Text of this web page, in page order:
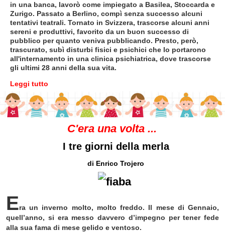
in una banca, lavorò come impiegato a Basilea, Stoccarda e
Zurigo. Passato a Berlino, compì senza successo alcuni
tentativi teatrali. Tornato in Svizzera, trascorse alcuni anni
sereni e produttivi, favorito da un buon successo di
pubblico per quanto veniva pubblicando. Presto, però,
trascurato, subì disturbi fisici e psichici che lo portarono
all'internamento in una clinica psichiatrica, dove trascorse
gli ultimi 28 anni della sua vita.
Leggi tutto
C'era una volta ...
I tre giorni della merla
di Enrico Trojero
Era un inverno molto, molto freddo. Il mese di Gennaio,
quell’anno, si era messo davvero d’impegno per tener fede
alla sua fama di mese gelido e ventoso.